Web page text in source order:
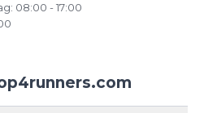
08:00 - 17:00